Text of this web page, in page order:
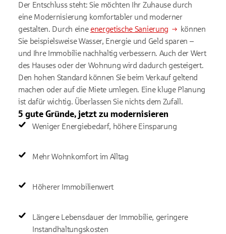
Der Entschluss steht: Sie möchten Ihr Zuhause durch
eine Modernisierung komfortabler und moderner
gestalten. Durch eine energetische Sanierung
können
Sie beispielsweise Wasser, Energie und Geld sparen –
und Ihre Immobilie nachhaltig verbessern. Auch der Wert
des Hauses oder der Wohnung wird dadurch gesteigert.
Den hohen Standard können Sie beim Verkauf geltend
machen oder auf die Miete umlegen. Eine kluge Planung
ist dafür wichtig. Überlassen Sie nichts dem Zufall.
5 gute Gründe, jetzt zu modernisieren
Weniger Energiebedarf, höhere Einsparung
Mehr Wohnkomfort im Alltag
Höherer Immobilienwert
Längere Lebensdauer der Immobilie, geringere
Instandhaltungskosten